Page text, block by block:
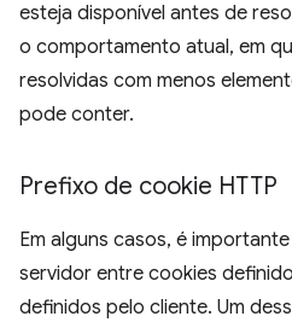
esteja disponível antes de
o comportamento atual, em
resolvidas com menos
pode conter.
Prefixo de cookie HTTP
Em alguns casos, é
servidor entre cookies
definidos pelo cliente. Um